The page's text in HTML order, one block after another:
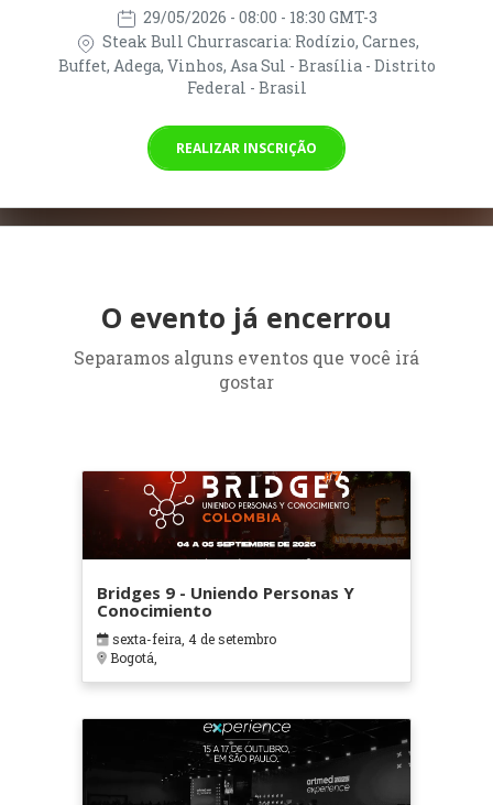
29/05/2026 - 08:00 - 18:30 GMT-3
Steak Bull Churrascaria: Rodízio, Carnes,
Buffet, Adega, Vinhos, Asa Sul - Brasília - Distrito
Federal - Brasil
REALIZAR INSCRIÇÃO
O evento já encerrou
Separamos alguns eventos que você irá
gostar
Bridges 9 - Uniendo Personas Y
Conocimiento
sexta-feira, 4 de setembro
Bogotá,